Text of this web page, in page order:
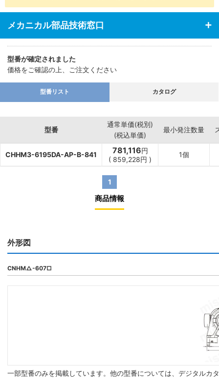
メカニカル部品技術窓口
型番が確定されました
価格をご確認の上、ご注文ください
型番リスト カタログ
型番
通常単価(税別)
(税込単価)
最小発注数量
CHHM3-6195DA-AP-B-841 781,116円
( 859,228円 )
1個
1
商品情報
外形図
CNHM△-607□
一部型番のみを掲載しています。他の型番については、デジタルカ